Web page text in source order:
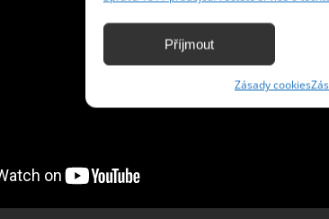
Identifikace zařízení na základě
základě aktivně vyžádaných
odstraňování chyb, Poskytování a
Ukládání a sdělování voleb
Příjmout
Zásady cookies